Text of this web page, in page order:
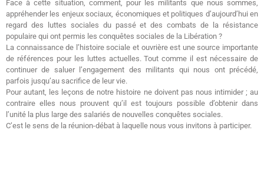
Face à cette situation, comment, pour les militants que nous sommes,
appréhender les enjeux sociaux, économiques et politiques d’aujourd’hui en
regard des luttes sociales du passé et des combats de la résistance
populaire qui ont permis les conquêtes sociales de la Libération ?
La connaissance de l’histoire sociale et ouvrière est une source importante
de références pour les luttes actuelles. Tout comme il est nécessaire de
continuer de saluer l’engagement des militants qui nous ont précédé,
parfois jusqu’au sacrifice de leur vie.
Pour autant, les leçons de notre histoire ne doivent pas nous intimider ; au
contraire elles nous prouvent qu’il est toujours possible d’obtenir dans
l’unité la plus large des salariés de nouvelles conquêtes sociales.
C’est le sens de la réunion-débat à laquelle nous vous invitons à participer.